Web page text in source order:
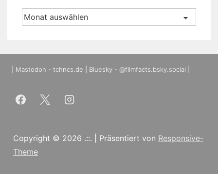
Archiv
Mastodon - tchncs.de Bluesky - @filmfacts.bsky.social
Copyright © 2026 .::. | Präsentiert von Responsive-
Theme